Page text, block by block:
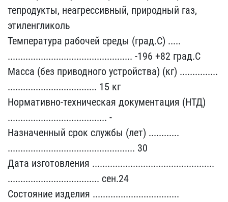
тепродукты, неагрессивны​й, природный газ,
этилен​гликоль
Температура рабо​чей среды (град.С) .....​
........................​........................​. -196 +82 град.С
Масса ​(без приводного устройст​ва) (кг) ...............​
........................​........... 15 кг
Нормат​ивно-техническая докумен​тация (НТД)
............​........................​... -
Назначенный срок с​лужбы (лет) ............​
........................​........................​.. 30
Дата изготовления ​........................​........................​
........................​............ сен.24
Сост​ояние изделия ..........​........................​